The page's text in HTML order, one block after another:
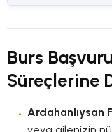
Burs
Süreçlerine
Ardahanlıysan
veya ailenizin